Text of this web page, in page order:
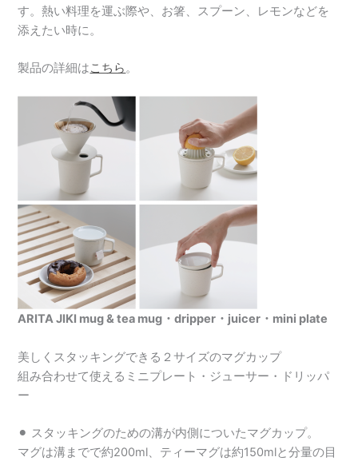
す。熱い料理を運ぶ際や、お箸、スプーン、レモンなどを
添えたい時に。
製品の詳細はこちら。
ARITA JIKI mug & tea mug・dripper・juicer・mini plate
美しくスタッキングできる２サイズのマグカップ
組み合わせて使えるミニプレート・ジューサー・ドリッパ
ー
⚫︎ スタッキングのための溝が内側についたマグカップ。
マグは溝までで約200ml、ティーマグは約150mlと分量の目